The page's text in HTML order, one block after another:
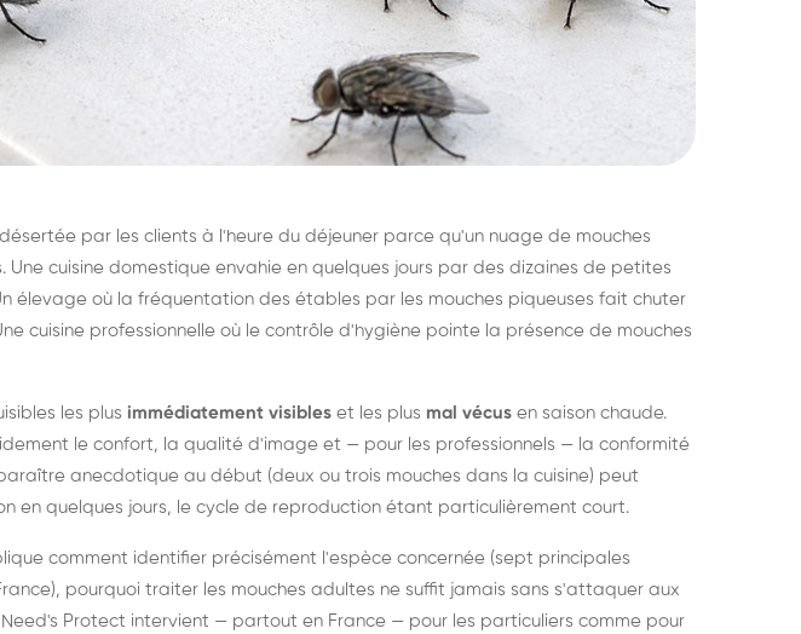
Destruction de nid de
intervention partout en
France
par les clients à l'heure du déjeuner parce qu'un nuage de mouches
cuisine domestique envahie en quelques jours par des dizaines de petites
élevage où la fréquentation des étables par les mouches piqueuses fait chuter
cuisine professionnelle où le contrôle d'hygiène pointe la présence de mouches
les plus immédiatement visibles et les plus mal vécus en saison chaude.
le confort, la qualité d'image et — pour les professionnels — la conformité
anecdotique au début (deux ou trois mouches dans la cuisine) peut
en quelques jours, le cycle de reproduction étant particulièrement court.
comment identifier précisément l'espèce concernée (sept principales
pourquoi traiter les mouches adultes ne suffit jamais sans s'attaquer aux
Protect intervient — partout en France — pour les particuliers comme pour